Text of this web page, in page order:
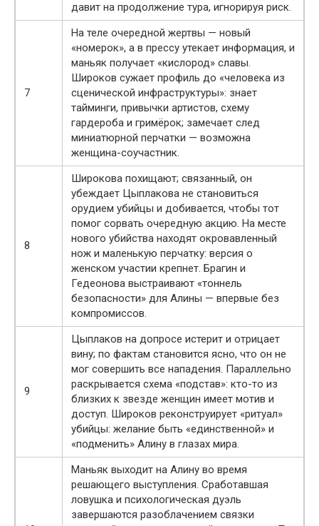
давит на продолжение тура, игнорируя риск.
7
На теле очередной жертвы — новый
«номерок», а в прессу утекает информация, и
маньяк получает «кислород» славы.
Широков сужает профиль до «человека из
сценической инфраструктуры»: знает
тайминги, привычки артистов, схему
гардероба и гримёрок; замечает след
миниатюрной перчатки — возможна
женщина-соучастник.
8
Широкова похищают; связанный, он
убеждает Цыплакова не становиться
орудием убийцы и добивается, чтобы тот
помог сорвать очередную акцию. На месте
нового убийства находят окровавленный
нож и маленькую перчатку: версия о
женском участии крепнет. Брагин и
Гедеонова выстраивают «тоннель
безопасности» для Алины — впервые без
компромиссов.
9
Цыплаков на допросе истерит и отрицает
вину; по фактам становится ясно, что он не
мог совершить все нападения. Параллельно
раскрывается схема «подстав»: кто-то из
близких к звезде женщин имеет мотив и
доступ. Широков реконструирует «ритуал»
убийцы: желание быть «единственной» и
«подменить» Алину в глазах мира.
Маньяк выходит на Алину во время
решающего выступления. Сработавшая
ловушка и психологическая дуэль
завершаются разоблачением связки